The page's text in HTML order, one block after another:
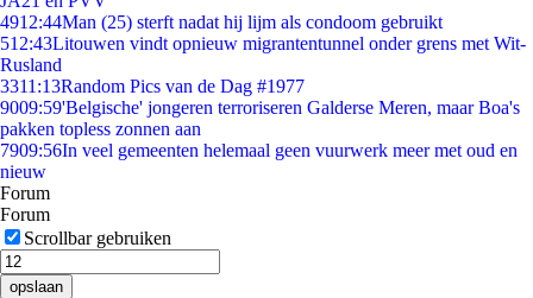
4912:44Man (25) sterft nadat hij lijm als condoom gebruikt
512:43Litouwen vindt opnieuw migrantentunnel onder grens met Wit-
Rusland
3311:13Random Pics van de Dag #1977
9009:59'Belgische' jongeren terroriseren Galderse Meren, maar Boa's
pakken topless zonnen aan
7909:56In veel gemeenten helemaal geen vuurwerk meer met oud en
nieuw
Forum
Forum
Scrollbar gebruiken
opslaan